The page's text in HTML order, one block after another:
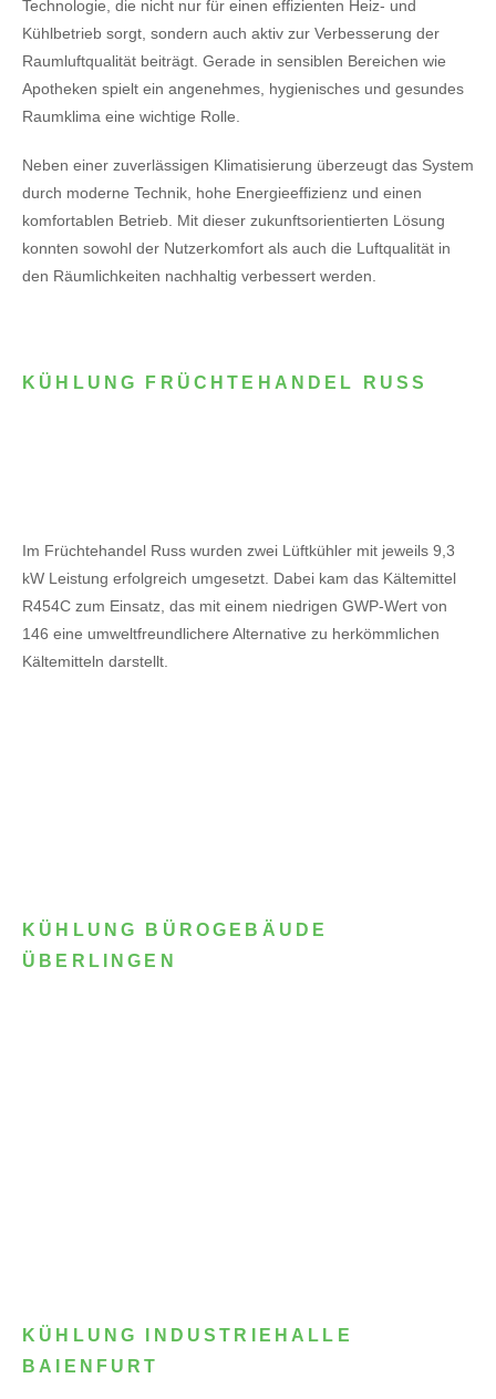
Technologie, die nicht nur für einen effizienten Heiz- und
Kühlbetrieb sorgt, sondern auch aktiv zur Verbesserung der
Raumluftqualität beiträgt. Gerade in sensiblen Bereichen wie
Apotheken spielt ein angenehmes, hygienisches und gesundes
Raumklima eine wichtige Rolle.
Neben einer zuverlässigen Klimatisierung überzeugt das System
durch moderne Technik, hohe Energieeffizienz und einen
komfortablen Betrieb. Mit dieser zukunftsorientierten Lösung
konnten sowohl der Nutzerkomfort als auch die Luftqualität in
den Räumlichkeiten nachhaltig verbessert werden.
KÜHLUNG FRÜCHTEHANDEL RUSS
Im Früchtehandel Russ wurden zwei Lüftkühler mit jeweils 9,3
kW Leistung erfolgreich umgesetzt. Dabei kam das Kältemittel
R454C zum Einsatz, das mit einem niedrigen GWP-Wert von
146 eine umweltfreundlichere Alternative zu herkömmlichen
Kältemitteln darstellt.
KÜHLUNG BÜROGEBÄUDE
ÜBERLINGEN
KÜHLUNG INDUSTRIEHALLE
BAIENFURT